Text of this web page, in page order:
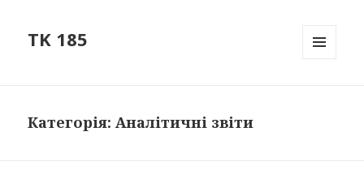
TK 185
Категорія: Аналітичні звіти